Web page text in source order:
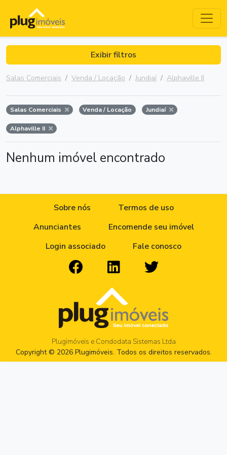
Exibir filtros
Salas Comerciais Venda / Locação Jundiaí Alphaville II
Salas Comerciais Venda / Locação Jundiaí
Alphaville II
Nenhum imóvel encontrado
Sobre nós
Termos de uso
Anunciantes
Encomende seu imóvel
Login associado
Fale conosco
Plugimóveis e Condodata Sistemas Ltda
Copyright © 2026 Plugimóveis. Todos os direitos reservados.